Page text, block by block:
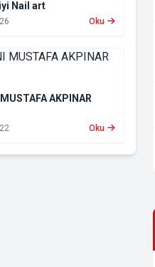
Nail art
Oku
AKPINAR
Oku